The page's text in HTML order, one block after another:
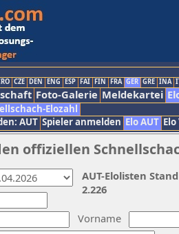
CZE DEN ENG ESP FAI FIN FRA GER GRE INA
Foto-Galerie Meldekartei
Elozahl
AUT Spieler anmelden Elo AUT
offiziellen
Vorname
AUT-Elolisten
2.226